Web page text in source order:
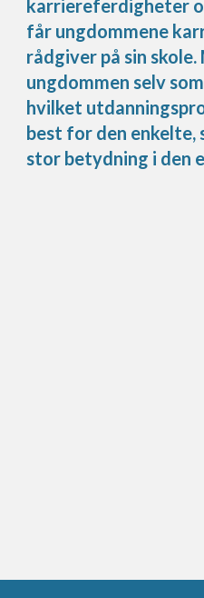
karriereferdigheter
får ungdommene
rådgiver på sin
ungdommen selv
hvilket
best for den enkelte,
stor betydning i den